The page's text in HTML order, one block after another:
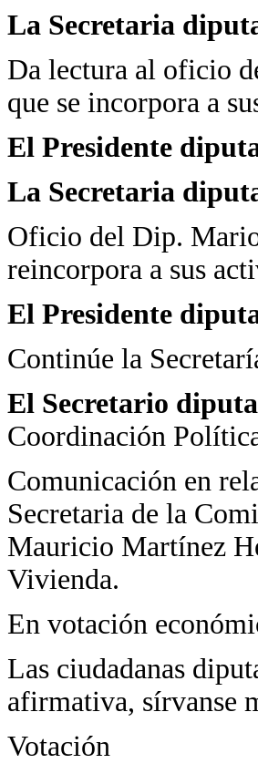
La Secretaria
Da lectura al oficio
que se incorpora a
El Presidente
La Secretaria
Oficio del Dip.
reincorpora a sus
El Presidente
Continúe la
El Secretario
Coordinación
Comunicación en
Secretaria de la
Mauricio Martínez
Vivienda.
En votación
Las ciudadanas
afirmativa, sírvanse
Votación